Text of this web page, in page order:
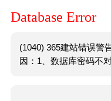
Database Error
(1040) 365建站错误警
因：1、数据库密码不